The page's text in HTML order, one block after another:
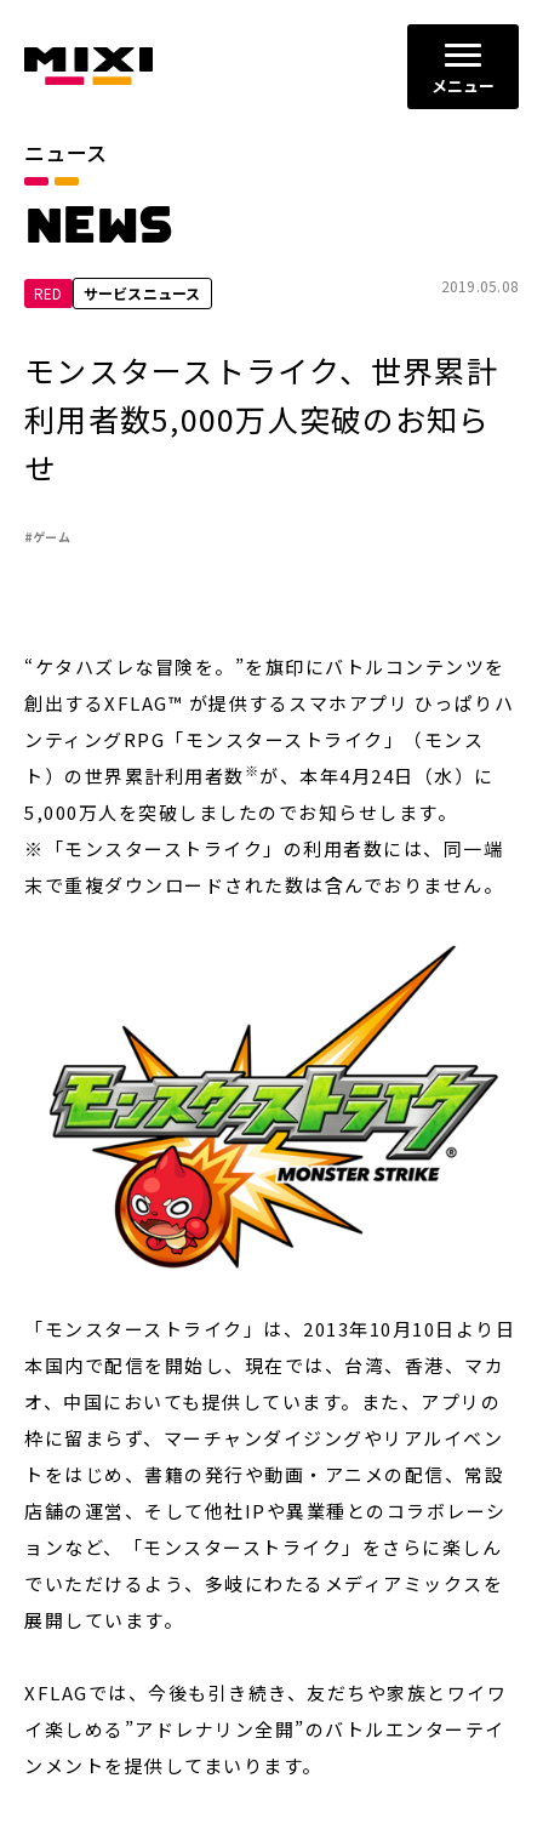
メニュー
ニュース
NEWS
RED サービスニュース 2019.05.08
モンスターストライク、世界累計
利用者数5,000万人突破のお知ら
せ
#ゲーム
“ケタハズレな冒険を。”を旗印にバトルコンテンツを
創出するXFLAG™ が提供するスマホアプリ ひっぱりハ
ンティングRPG「モンスターストライク」（モンス
ト）の世界累計利用者数※が、本年4月24日（水）に
5,000万人を突破しましたのでお知らせします。
※「モンスターストライク」の利用者数には、同一端
末で重複ダウンロードされた数は含んでおりません。
「モンスターストライク」は、2013年10月10日より日
本国内で配信を開始し、現在では、台湾、香港、マカ
オ、中国においても提供しています。また、アプリの
枠に留まらず、マーチャンダイジングやリアルイベン
トをはじめ、書籍の発行や動画・アニメの配信、常設
店舗の運営、そして他社IPや異業種とのコラボレーシ
ョンなど、「モンスターストライク」をさらに楽しん
でいただけるよう、多岐にわたるメディアミックスを
展開しています。
XFLAGでは、今後も引き続き、友だちや家族とワイワ
イ楽しめる”アドレナリン全開”のバトルエンターテイ
ンメントを提供してまいります。
カテゴリ
お知らせ
2026年 2025年
2023年